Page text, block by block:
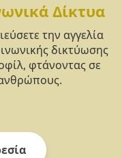
Δίκτυα
την αγγελία
δικτύωσης
φτάνοντας σε